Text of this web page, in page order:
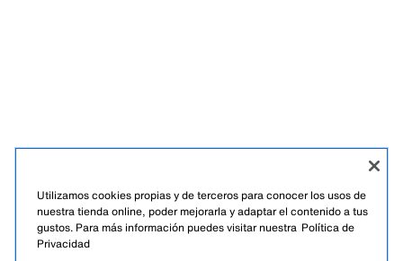
Utilizamos cookies propias y de terceros para conocer los usos de
nuestra tienda online, poder mejorarla y adaptar el contenido a tus
gustos. Para más información puedes visitar nuestra Política de
Privacidad